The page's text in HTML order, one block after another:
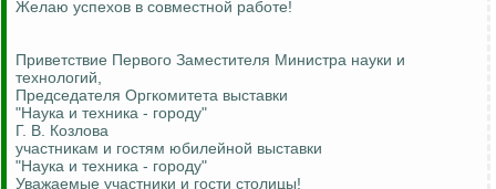
Желаю успехов в совместной работе!
Приветствие Первого Заместителя Министра науки и
технологий,
Председателя Оргкомитета выставки
"Наука и техника - городу"
Г. В. Козлова
участникам и гостям юбилейной выставки
"Наука и техника - городу"
Уважаемые участники и гости столицы!